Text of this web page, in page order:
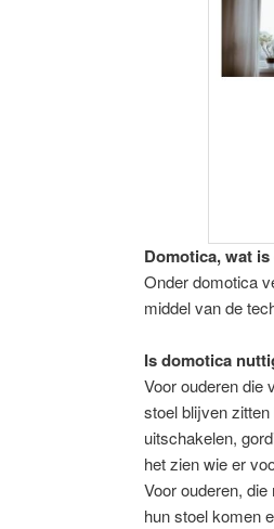
Domotica, wat
Onder domotica
middel van de
Is domotica
Voor ouderen die
stoel blijven
uitschakelen,
het zien wie er
Voor ouderen, die
hun stoel komen